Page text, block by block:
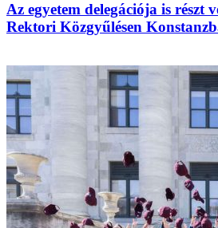
Az egyetem delegációja is részt
Rektori Közgyűlésen